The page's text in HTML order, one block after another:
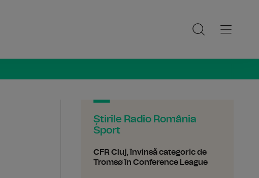
Știrile Radio România
Sport
CFR Cluj, învinsă categoric de
Tromsø în Conference League